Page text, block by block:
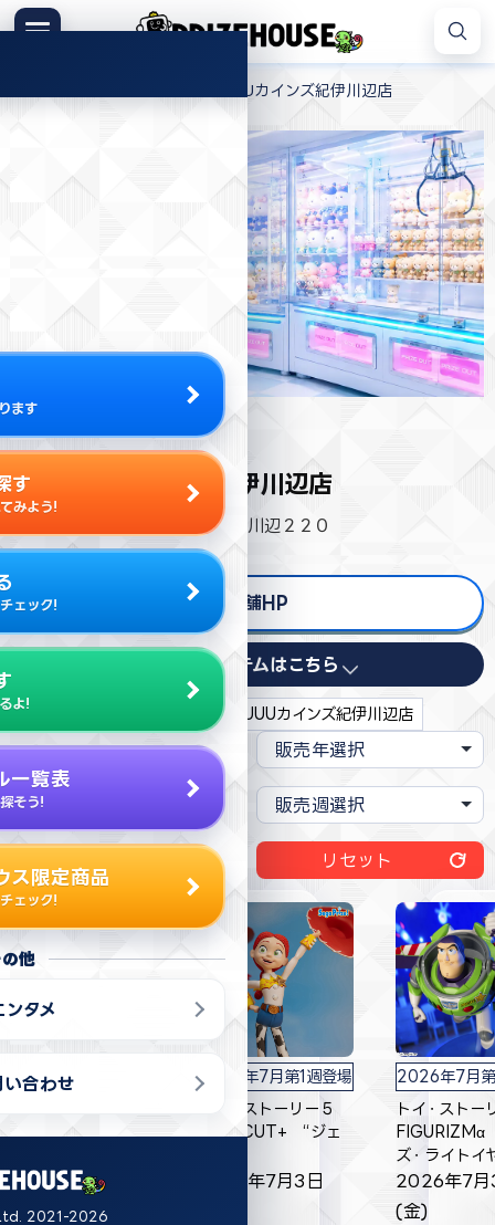
コ
ン
ラ
ます
す
みよう!
ェック!
よ!
一覧表
そう!
ス限定商品
ェック!
他
ンタメ
い合わせ
2021-2026
AMUUUカインズ紀伊川辺店
AMUUUカインズ紀伊川辺店
〒649-6312 和歌山県和歌山市川辺２２０
店舗HP
取り扱いアイテムはこちら
現在の絞り込み条件: 和歌山:AMUUUカインズ紀伊川辺店
リセット
年7月第1週登場
CUT+ “ウッ
年7月3日
)
2026年7月第1週登場
トイ・ストーリー５
ACT/CUT+ “ジェ
2026年7月3日
2026年7月第
トイ・スト
FIGURIZMα
ズ・ライトイ
2026年7月
(金)